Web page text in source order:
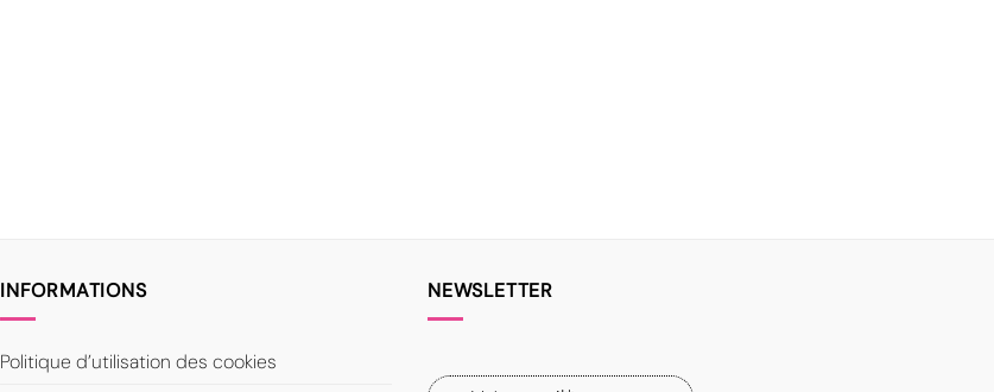
INFORMATIONS
Politique d’utilisation des cookies
NEWSLETTER